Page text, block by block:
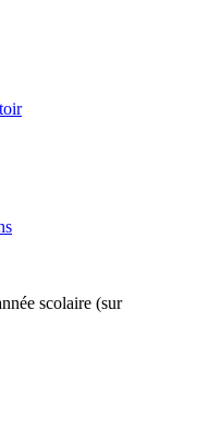
scolaire (sur